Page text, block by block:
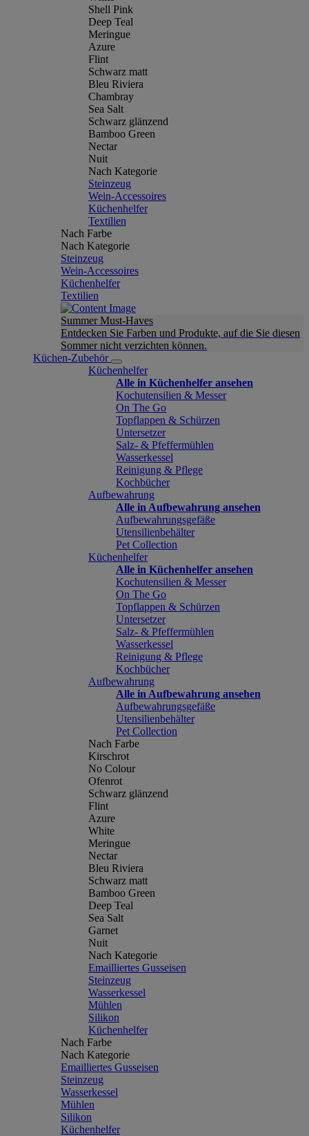
Shell Pink
Deep Teal
Meringue
Azure
Flint
Schwarz matt
Bleu Riviera
Chambray
Sea Salt
Schwarz glänzend
Bamboo Green
Nectar
Nuit
Nach Kategorie
Steinzeug
Wein-Accessoires
Küchenhelfer
Textilien
Nach Farbe
Nach Kategorie
Steinzeug
Wein-Accessoires
Küchenhelfer
Textilien
Summer Must-Haves
Entdecken Sie Farben und Produkte, auf die Sie diesen
Sommer nicht verzichten können.
Küchen-Zubehör
Küchenhelfer
Alle in Küchenhelfer ansehen
Kochutensilien & Messer
On The Go
Topflappen & Schürzen
Untersetzer
Salz- & Pfeffermühlen
Wasserkessel
Reinigung & Pflege
Kochbücher
Aufbewahrung
Alle in Aufbewahrung ansehen
Aufbewahrungsgefäße
Utensilienbehälter
Pet Collection
Küchenhelfer
Alle in Küchenhelfer ansehen
Kochutensilien & Messer
On The Go
Topflappen & Schürzen
Untersetzer
Salz- & Pfeffermühlen
Wasserkessel
Reinigung & Pflege
Kochbücher
Aufbewahrung
Alle in Aufbewahrung ansehen
Aufbewahrungsgefäße
Utensilienbehälter
Pet Collection
Nach Farbe
Kirschrot
No Colour
Ofenrot
Schwarz glänzend
Flint
Azure
White
Meringue
Nectar
Bleu Riviera
Schwarz matt
Bamboo Green
Deep Teal
Sea Salt
Garnet
Nuit
Nach Kategorie
Emailliertes Gusseisen
Steinzeug
Wasserkessel
Mühlen
Silikon
Küchenhelfer
Nach Farbe
Nach Kategorie
Emailliertes Gusseisen
Steinzeug
Wasserkessel
Mühlen
Silikon
Küchenhelfer